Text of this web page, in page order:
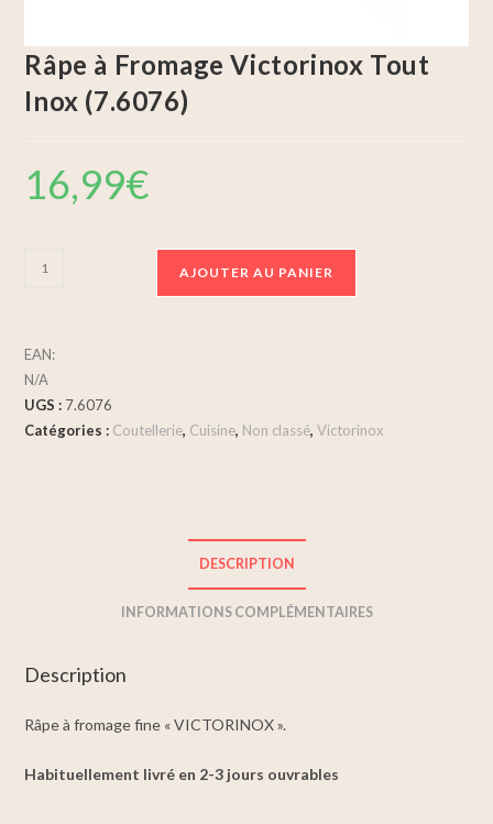
Râpe à Fromage Victorinox Tout
Inox (7.6076)
16,99€
AJOUTER AU PANIER
EAN:
N/A
UGS : 7.6076
Catégories : Coutellerie, Cuisine, Non classé,Victorinox
DESCRIPTION
INFORMATIONS COMPLÉMENTAIRES
Description
Râpe à fromage fine « VICTORINOX ».
Habituellement livré en 2-3 jours ouvrables